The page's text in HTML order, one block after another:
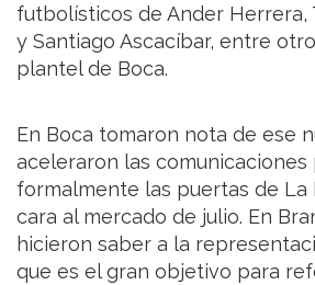
futbolísticos de Ander Herrera,
y Santiago Ascacíbar, entre
plantel de Boca.
En Boca tomaron nota de ese
aceleraron las comunicaciones
formalmente las puertas de La
cara al mercado de julio. En
hicieron saber a la
que es el gran objetivo para